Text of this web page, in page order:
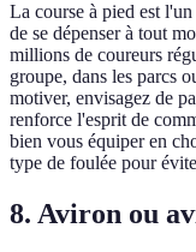
La course à pied est
de se dépenser à tout
millions de coureurs
groupe, dans les parcs
motiver, envisagez de
renforce l'esprit de
bien vous équiper en
type de foulée pour
8. Aviron ou